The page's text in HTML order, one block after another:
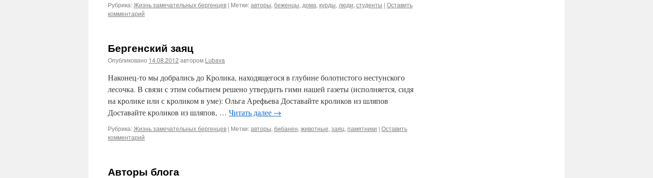
Рубрика:Жизнь замечательных бергенцев | Метки:авторы, беженцы, дома, курды, люди, студенты | Оставить
комментарий
Бергенский заяц
Опубликовано 14.08.2012 автором Lubava
Наконец-то мы добрались до Кролика, находящегося в глубине болотистого нестунского
лесочка. В связи с этим событием решено утвердить гимн нашей газеты (исполняется, сидя
на кролике или с кроликом в уме): Ольга Арефьева Доставайте кроликов из шляпов
Доставайте кроликов из шляпов, … Читать далее →
Рубрика:Жизнь замечательных бергенцев | Метки:авторы, бибанен, животные, заяц, памятники | Оставить
комментарий
Авторы блога